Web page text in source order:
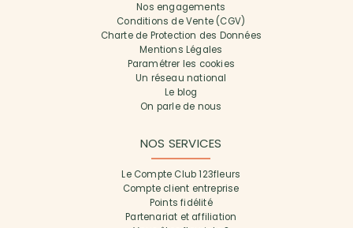
Nos engagements
Conditions de Vente (CGV)
Charte de Protection des Données
Mentions Légales
Paramétrer les cookies
Un réseau national
Le blog
On parle de nous
NOS SERVICES
Le Compte Club 123fleurs
Compte client entreprise
Points fidélité
Partenariat et affiliation